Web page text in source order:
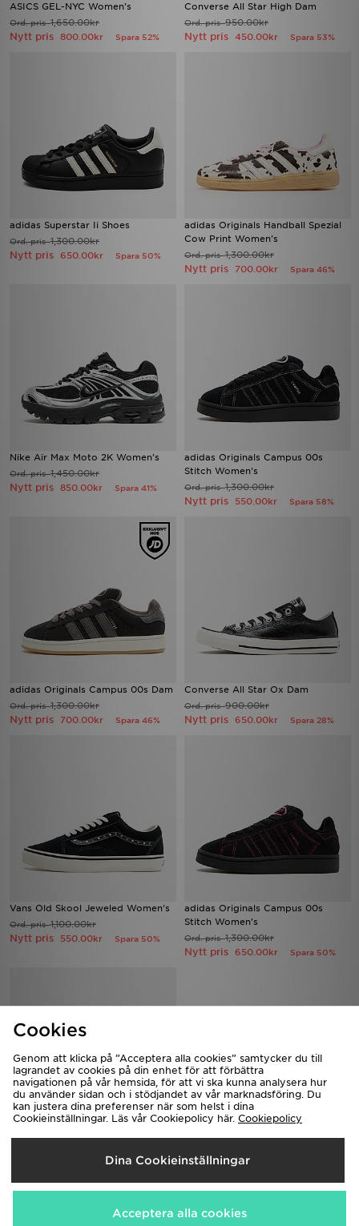
ASICS GEL-NYC Women's
Ord. pris1,650.00kr
Nytt pris 800.00kr Spara 52%
Converse All Star High Dam
Ord. pris950.00kr
Nytt pris 450.00kr Spara 53%
adidas Superstar Ii Shoes
Ord. pris1,300.00kr
Nytt pris 650.00kr Spara 50%
adidas Originals Handball Spezial
Cow Print Women's
Ord. pris1,300.00kr
Nytt pris 700.00kr Spara 46%
Nike Air Max Moto 2K Women's
Ord. pris1,450.00kr
Nytt pris 850.00kr Spara 41%
adidas Originals Campus 00s
Stitch Women's
Ord. pris1,300.00kr
Nytt pris 550.00kr Spara 58%
adidas Originals Campus 00s Dam
Ord. pris1,300.00kr
Nytt pris 700.00kr Spara 46%
Converse All Star Ox Dam
Ord. pris900.00kr
Nytt pris 650.00kr Spara 28%
Vans Old Skool Jeweled Women's
Ord. pris1,100.00kr
Nytt pris 550.00kr Spara 50%
adidas Originals Campus 00s
Stitch Women's
Ord. pris1,300.00kr
Nytt pris 650.00kr Spara 50%
On Running Cloudswift Dam
Cookies
Genom att klicka på ”Acceptera alla cookies” samtycker du till
lagrandet av cookies på din enhet för att förbättra
navigationen på vår hemsida, för att vi ska kunna analysera hur
du använder sidan och i stödjandet av vår marknadsföring. Du
kan justera dina preferenser när som helst i dina
Cookieinställningar. Läs vår Cookiepolicy här. Cookiepolicy
Dina Cookieinställningar
Acceptera alla cookies